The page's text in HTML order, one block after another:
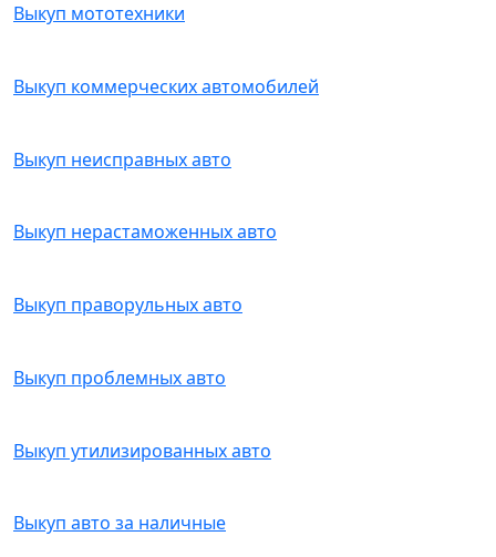
Выкуп мототехники
Выкуп коммерческих автомобилей
Выкуп неисправных авто
Выкуп нерастаможенных авто
Выкуп праворульных авто
Выкуп проблемных авто
Выкуп утилизированных авто
Выкуп авто за наличные